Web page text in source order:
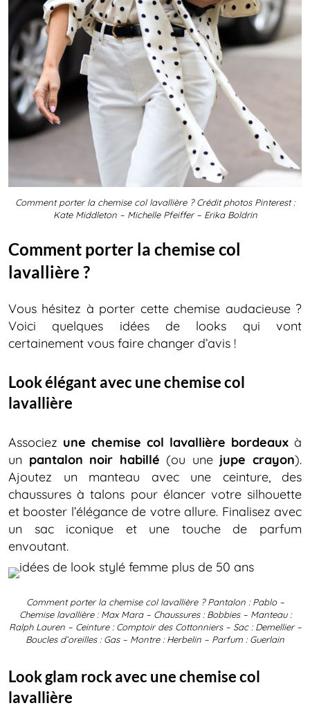
Comment porter la chemise col lavallière ? Crédit photos Pinterest :
Kate Middleton – Michelle Pfeiffer – Erika Boldrin
Comment porter la chemise col
lavallière ?
Vous hésitez à porter cette chemise audacieuse ?
Voici quelques idées de looks qui vont
certainement vous faire changer d’avis !
Look élégant avec une chemise col
lavallière
Associez une chemise col lavallière bordeaux à
un pantalon noir habillé (ou une jupe crayon).
Ajoutez un manteau avec une ceinture, des
chaussures à talons pour élancer votre silhouette
et booster l’élégance de votre allure. Finalisez avec
un sac iconique et une touche de parfum
envoutant.
Comment porter la chemise col lavallière ? Pantalon : Pablo –
Chemise lavallière : Max Mara – Chaussures : Bobbies – Manteau :
Ralph Lauren – Ceinture : Comptoir des Cottonniers – Sac : Demellier –
Boucles d’oreilles : Gas – Montre : Herbelin – Parfum : Guerlain
Look glam rock avec une chemise col
lavallière